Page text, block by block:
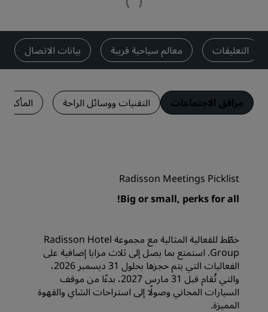
التعليقات معالم سياحية قريبة بيانات الاتصال
مرافق الاجتماعات التقنيات ووسائل الراحة
Radisson Meetings Picklist
Big or small, perks for all!
خطّط للفعالية المثالية مع مجموعة Radisson Hotel
Group. استمتع بما يصل إلى ثلاث مزايا إضافية على
الفعاليات التي يتم حجزها بحلول 31 ديسمبر 2026،
والتي تُقام قبل 31 مارس 2027، بدءًا من موقف
السيارات المجاني وصولًا إلى استراحات الشاي والقهوة
المميزة.